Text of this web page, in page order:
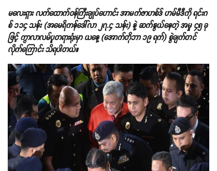
မလေးရှား လက်ထောက်ဝန်ကြီးချုပ်ဟောင်း အာမက်ဇာဟစ်ဒ် ဟမ်မီဒီကို ရင်းဂ
စ် ၁၁၄ သန်း (အမေရိကန်ဒေါ်လာ ၂၇.၄ သန်း) နဲ့ ဆက်နွယ်နေတဲ့ အမှု ၄၅ ခု
ဖြင့် ကွာလာလမ်ပူတရားရုံးမှာ ယနေ့ (အောက်တိုဘာ ၁၉ ရက်) စွဲချက်တင်
လိုက်ကြောင်း သိရပါတယ်။